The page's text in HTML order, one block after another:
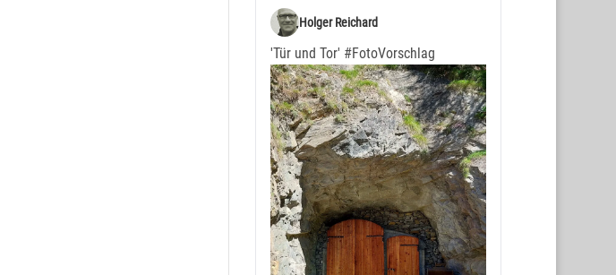
Holger Reichard
'Tür und Tor' #FotoVorschlag